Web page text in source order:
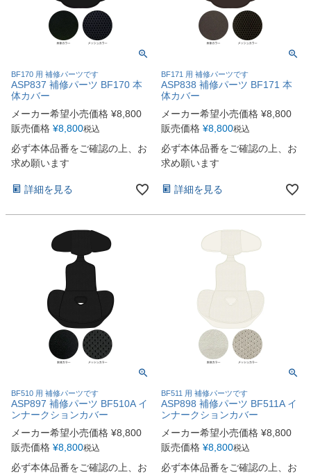
BF170 用 補修パーツです
ASP837 補修パーツ BF170 本
体カバー
メーカー希望小売価格 ¥8,800
販売価格 ¥8,800税込
必ず本体品番をご確認の上、お
求め願います
詳細を見る
BF171 用 補修パーツです
ASP838 補修パーツ BF171 本
体カバー
メーカー希望小売価格 ¥8,800
販売価格 ¥8,800税込
必ず本体品番をご確認の上、お
求め願います
詳細を見る
BF510 用 補修パーツです
ASP897 補修パーツ BF510A イ
ンナークションカバー
メーカー希望小売価格 ¥8,800
販売価格 ¥8,800税込
必ず本体品番をご確認の上、お
BF511 用 補修パーツです
ASP898 補修パーツ BF511A イ
ンナークションカバー
メーカー希望小売価格 ¥8,800
販売価格 ¥8,800税込
必ず本体品番をご確認の上、お